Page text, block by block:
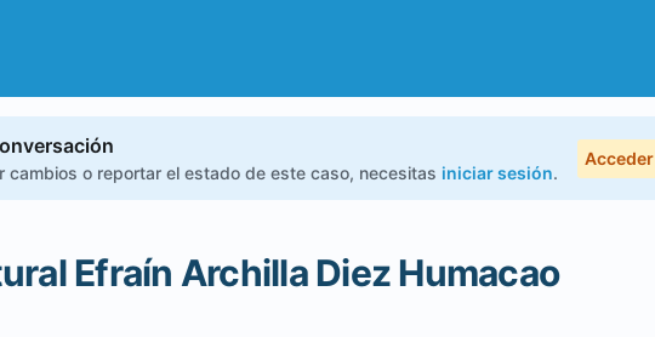
cambios o reportar el estado de este caso, necesitas iniciar sesión.
Acceder
Efraín Archilla Diez Humacao